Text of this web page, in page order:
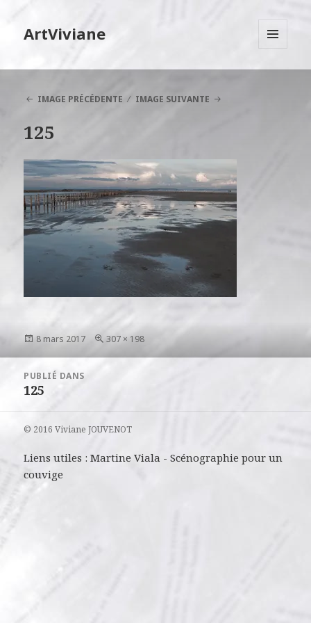
ArtViviane
IMAGE PRÉCÉDENTE
IMAGE SUIVANTE
125
Publié
8 mars 2017
Taille
307 × 198
l’article
PUBLIÉ DANS
125
© 2016 Viviane JOUVENOT
Liens utiles :Martine Viala -Scénographie pour un
couvige